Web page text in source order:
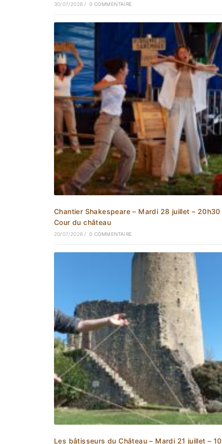
30/07/2026 / 0 COMMENTAIRE
Chantier Shakespeare – Mardi 28 juillet – 20h30
Cour du château
20/07/2026 / 0 COMMENTAIRE
Les bâtisseurs du Château – Mardi 21 juillet –